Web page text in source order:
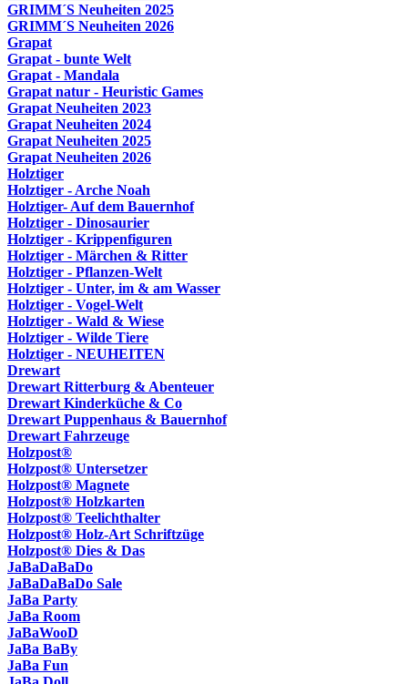
GRIMM´S Neuheiten 2025
GRIMM´S Neuheiten 2026
Grapat
Grapat - bunte Welt
Grapat - Mandala
Grapat natur - Heuristic Games
Grapat Neuheiten 2023
Grapat Neuheiten 2024
Grapat Neuheiten 2025
Grapat Neuheiten 2026
Holztiger
Holztiger - Arche Noah
Holztiger- Auf dem Bauernhof
Holztiger - Dinosaurier
Holztiger - Krippenfiguren
Holztiger - Märchen & Ritter
Holztiger - Pflanzen-Welt
Holztiger - Unter, im & am Wasser
Holztiger - Vogel-Welt
Holztiger - Wald & Wiese
Holztiger - Wilde Tiere
Holztiger - NEUHEITEN
Drewart
Drewart Ritterburg & Abenteuer
Drewart Kinderküche & Co
Drewart Puppenhaus & Bauernhof
Drewart Fahrzeuge
Holzpost®
Holzpost® Untersetzer
Holzpost® Magnete
Holzpost® Holzkarten
Holzpost® Teelichthalter
Holzpost® Holz-Art Schriftzüge
Holzpost® Dies & Das
JaBaDaBaDo
JaBaDaBaDo Sale
JaBa Party
JaBa Room
JaBaWooD
JaBa BaBy
JaBa Fun